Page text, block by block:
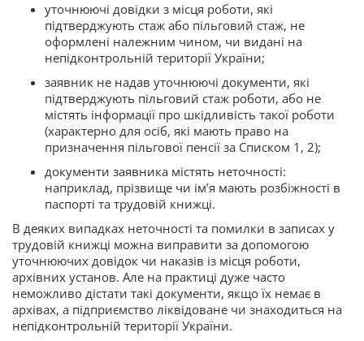
уточнюючі довідки з місця роботи, які
підтверджують стаж або пільговий стаж, не
оформлені належним чином, чи видані на
непідконтрольній території України;
заявник не надав уточнюючі документи, які
підтверджують пільговий стаж роботи, або не
містять інформації про шкідливість такої роботи
(характерно для осіб, які мають право на
призначення пільгової пенсії за Списком 1, 2);
документи заявника містять неточності:
наприклад, прізвище чи ім’я мають розбіжності в
паспорті та трудовій книжці.
В деяких випадках неточності та помилки в записах у
трудовій книжці можна виправити за допомогою
уточнюючих довідок чи наказів із місця роботи,
архівних установ. Але на практиці дуже часто
неможливо дістати такі документи, якщо їх немає в
архівах, а підприємство ліквідоване чи знаходиться на
непідконтрольній території України.